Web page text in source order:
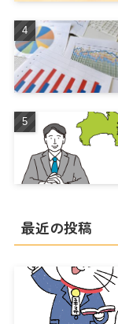
最近の投稿